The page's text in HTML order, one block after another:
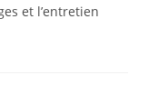
et l’entretien